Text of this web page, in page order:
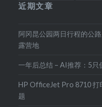
近期文章
阿冈昆公园两日行程的公
露营地
一年后总结 – AI推荐：5
HP OfficeJet Pro 8710 打
题